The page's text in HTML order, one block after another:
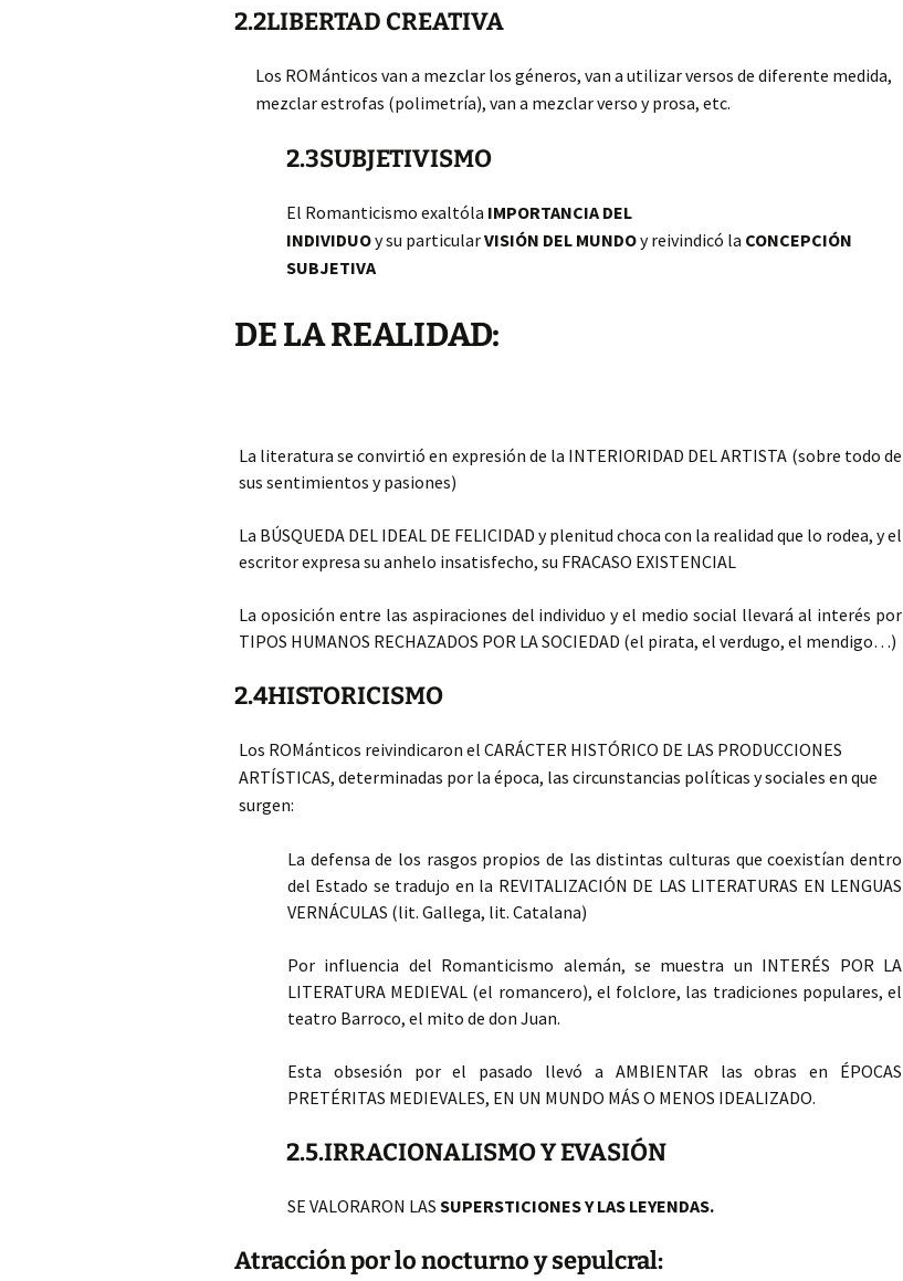
2.2LIBERTAD CREATIVA
Los ROMánticos van a mezclar los géneros, van a utilizar versos de diferente medida,
mezclar estrofas (polimetría), van a mezclar verso y prosa, etc.
2.3SUBJETIVISMO
El Romanticismo exaltóla IMPORTANCIA DEL
INDIVIDUOy su particularVISIÓN DEL MUNDOy reivindicó la CONCEPCIÓN
SUBJETIVA
DE LA REALIDAD:
La literatura se convirtió en expresión de la INTERIORIDAD DEL ARTISTA (sobre todo de
sus sentimientos y pasiones)
La BÚSQUEDA DEL IDEAL DE FELICIDAD y plenitud choca con la realidad que lo rodea, y el
escritor expresa su anhelo insatisfecho, su FRACASO EXISTENCIAL
La oposición entre las aspiraciones del individuo y el medio social llevará al interés por
TIPOS HUMANOS RECHAZADOS POR LA SOCIEDAD (el pirata, el verdugo, el mendigo…)
2.4HISTORICISMO
Los ROMánticos reivindicaron el CARÁCTER HISTÓRICO DE LAS PRODUCCIONES
ARTÍSTICAS, determinadas por la época, las circunstancias políticas y sociales en que
surgen:
La defensa de los rasgos propios de las distintas culturas que coexistían dentro
del Estado se tradujo en la REVITALIZACIÓN DE LAS LITERATURAS EN LENGUAS
VERNÁCULAS (lit. Gallega, lit. Catalana)
Por influencia del Romanticismo alemán, se muestra un INTERÉS POR LA
LITERATURA MEDIEVAL (el romancero), el folclore, las tradiciones populares, el
teatro Barroco, el mito de don Juan.
Esta obsesión por el pasado llevó a AMBIENTAR las obras en ÉPOCAS
PRETÉRITAS MEDIEVALES, EN UN MUNDO MÁS O MENOS IDEALIZADO.
2.5.IRRACIONALISMO Y EVASIÓN
SE VALORARON LAS SUPERSTICIONES Y LAS LEYENDAS.
Atracción por lo nocturno y sepulcral: